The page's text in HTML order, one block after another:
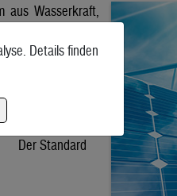
aus Wasserkraft,
und die Netze
Stromnetze in
sind die
Der Standard
Details finden